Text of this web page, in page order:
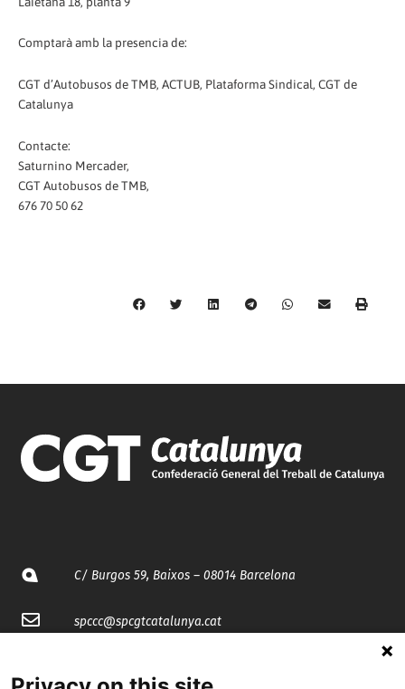
Comptarà amb la presencia de:
CGT d’Autobusos de TMB, ACTUB, Plataforma Sindical, CGT de
Catalunya
Contacte:
Saturnino Mercader,
CGT Autobusos de TMB,
676 70 50 62
C/ Burgos 59, Baixos – 08014 Barcelona
spccc@spcgtcatalunya.cat